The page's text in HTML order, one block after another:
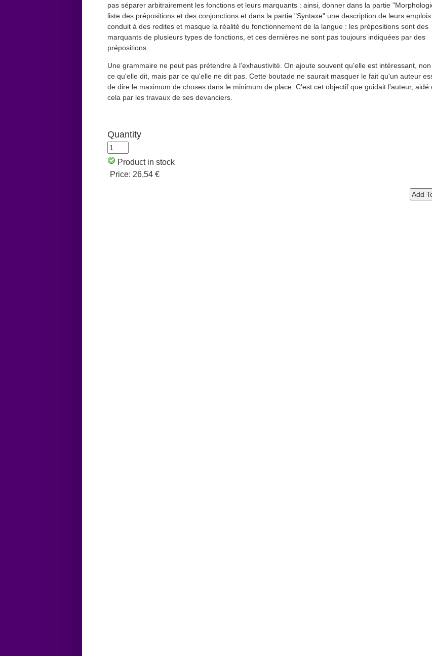
pas séparer arbitrairement les fonctions et leurs marquants : ainsi, donner dans la partie
liste des prépositions et des conjonctions et dans la partie "Syntaxe" une description de leurs emplois
conduit à des redites et masque la réalité du fonctionnement de la langue : les prépositions sont des
marquants de plusieurs types de fonctions, et ces dernières ne sont pas toujours indiquées par des
prépositions.
Une grammaire ne peut pas prétendre à l'exhaustivité. On ajoute souvent qu'elle est intéressant,
ce qu'elle dit, mais par ce qu'elle ne dit pas. Cette boutade ne saurait masquer le fait qu'un auteur
de dire le maximum de choses dans le minimum de place. C'est cet objectif que guidait l'auteur, aidé
cela par les travaux de ses devanciers.
Quantity
Product in stock
Price: 26,54 €